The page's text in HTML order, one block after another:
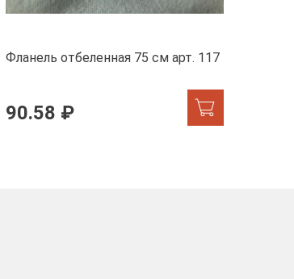
Фланель отбеленная 75 см арт. 117
90.58 ₽